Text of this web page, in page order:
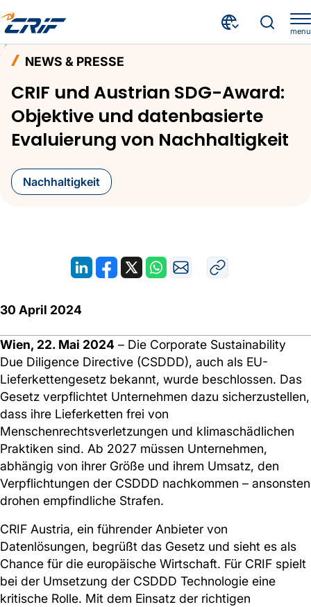
menu
NEWS & PRESSE
CRIF und Austrian SDG-Award:
Objektive und datenbasierte
Evaluierung von Nachhaltigkeit
Nachhaltigkeit
30 April 2024
Wien, 22. Mai 2024 – Die Corporate Sustainability
Due Diligence Directive (CSDDD), auch als EU-
Lieferkettengesetz bekannt, wurde beschlossen. Das
Gesetz verpflichtet Unternehmen dazu sicherzustellen,
dass ihre Lieferketten frei von
Menschenrechtsverletzungen und klimaschädlichen
Praktiken sind. Ab 2027 müssen Unternehmen,
abhängig von ihrer Größe und ihrem Umsatz, den
Verpflichtungen der CSDDD nachkommen – ansonsten
drohen empfindliche Strafen.
CRIF Austria, ein führender Anbieter von
Datenlösungen, begrüßt das Gesetz und sieht es als
Chance für die europäische Wirtschaft. Für CRIF spielt
bei der Umsetzung der CSDDD Technologie eine
kritische Rolle. Mit dem Einsatz der richtigen